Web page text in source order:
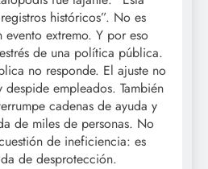
históricos”. No es
evento extremo. Y por eso
de una política pública.
no responde. El ajuste no
empleados. También
cadenas de ayuda y
de miles de personas. No
de ineficiencia: es
de desprotección.